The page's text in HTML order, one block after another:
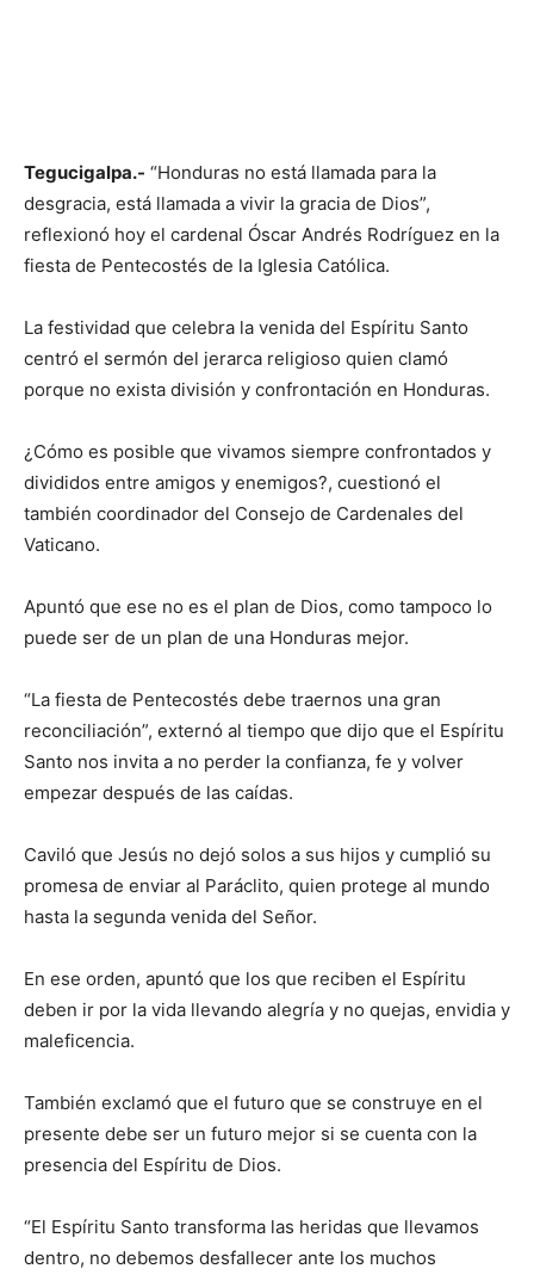
Tegucigalpa.- “Honduras no está llamada para la
desgracia, está llamada a vivir la gracia de Dios”,
reflexionó hoy el cardenal Óscar Andrés Rodríguez en la
fiesta de Pentecostés de la Iglesia Católica.
La festividad que celebra la venida del Espíritu Santo
centró el sermón del jerarca religioso quien clamó
porque no exista división y confrontación en Honduras.
¿Cómo es posible que vivamos siempre confrontados y
divididos entre amigos y enemigos?, cuestionó el
también coordinador del Consejo de Cardenales del
Vaticano.
Apuntó que ese no es el plan de Dios, como tampoco lo
puede ser de un plan de una Honduras mejor.
“La fiesta de Pentecostés debe traernos una gran
reconciliación”, externó al tiempo que dijo que el Espíritu
Santo nos invita a no perder la confianza, fe y volver
empezar después de las caídas.
Caviló que Jesús no dejó solos a sus hijos y cumplió su
promesa de enviar al Paráclito, quien protege al mundo
hasta la segunda venida del Señor.
En ese orden, apuntó que los que reciben el Espíritu
deben ir por la vida llevando alegría y no quejas, envidia y
maleficencia.
También exclamó que el futuro que se construye en el
presente debe ser un futuro mejor si se cuenta con la
presencia del Espíritu de Dios.
“El Espíritu Santo transforma las heridas que llevamos
dentro, no debemos desfallecer ante los muchos